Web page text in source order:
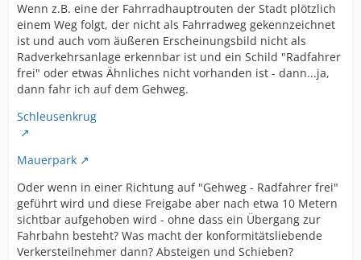
Wenn z.B. eine der Fahrradhauptrouten der Stadt plötzlich
einem Weg folgt, der nicht als Fahrradweg gekennzeichnet
ist und auch vom äußeren Erscheinungsbild nicht als
Radverkehrsanlage erkennbar ist und ein Schild "Radfahrer
frei" oder etwas Ähnliches nicht vorhanden ist - dann...ja,
dann fahr ich auf dem Gehweg.
Schleusenkrug
Mauerpark
Oder wenn in einer Richtung auf "Gehweg - Radfahrer frei"
geführt wird und diese Freigabe aber nach etwa 10 Metern
sichtbar aufgehoben wird - ohne dass ein Übergang zur
Fahrbahn besteht? Was macht der konformitätsliebende
Verkersteilnehmer dann? Absteigen und Schieben?